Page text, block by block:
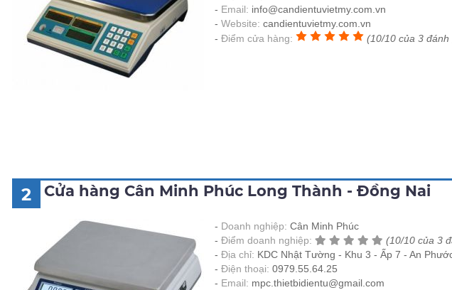
Email: info@candientuvietmy.com.vn
Website: candientuvietmy.com.vn
Điểm cửa hàng:
(10/10 của 3 đánh
2 Cửa hàng Cân Minh Phúc Long Thành - Đồng Nai
Doanh nghiệp: Cân Minh Phúc
Điểm doanh nghiệp:
(10/10 của 3
Địa chỉ: KDC Nhật Tường - Khu 3 - Ấp 7 - An
Điện thoại: 0979.55.64.25
Email: mpc.thietbidientu@gmail.com